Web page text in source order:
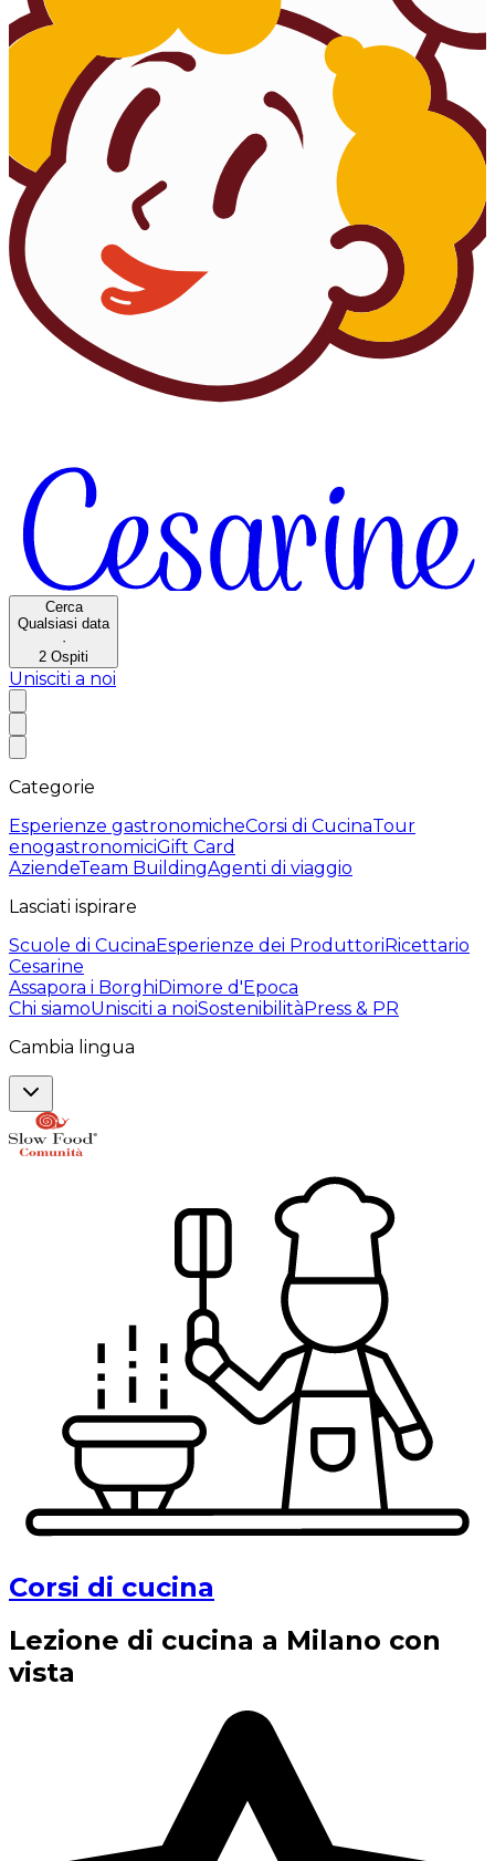
Cerca
Qualsiasi data
·
2 Ospiti
Unisciti a noi
Categorie
Esperienze gastronomicheCorsi di CucinaTour
enogastronomiciGift Card
AziendeTeam BuildingAgenti di viaggio
Lasciati ispirare
Scuole di CucinaEsperienze dei ProduttoriRicettario
Cesarine
Assapora i BorghiDimore d'Epoca
Chi siamoUnisciti a noiSostenibilitàPress & PR
Cambia lingua
Corsi di cucina
Lezione di cucina a Milano con
vista